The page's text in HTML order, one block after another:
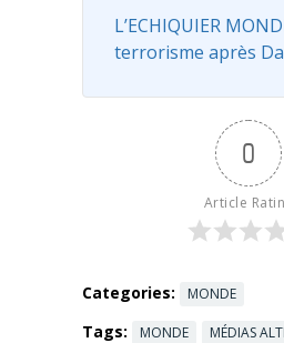
L’ECHIQUIER
terrorisme après
0
Article
Categories: MONDE
Tags: MONDE
MÉDIAS